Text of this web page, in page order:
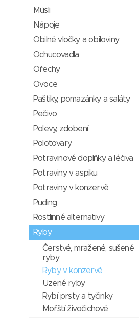
Müsli
Nápoje
Obilné vločky a obiloviny
Ochucovadla
Ořechy
Ovoce
Paštiky, pomazánky a saláty
Pečivo
Polevy, zdobení
Polotovary
Potravinové doplňky a léčiva
Potraviny v aspiku
Potraviny v konzervě
Puding
Rostlinné alternativy
Ryby
Čerstvé, mražené, sušené
ryby
Ryby v konzervě
Uzené ryby
Rybí prsty a tyčinky
Mořští živočichové